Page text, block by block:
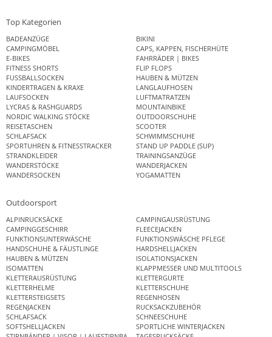
Top Kategorien
BADEANZÜGE
BIKINI
CAMPINGMÖBEL
CAPS, KAPPEN, FISCHERHÜTE
E-BIKES
FAHRRÄDER | BIKES
FITNESS SHORTS
FLIP FLOPS
FUSSBALLSOCKEN
HAUBEN & MÜTZEN
KINDERTRAGEN & KRAXE
LANGLAUFHOSEN
LAUFSOCKEN
LUFTMATRATZEN
LYCRAS & RASHGUARDS
MOUNTAINBIKE
NORDIC WALKING STÖCKE
OUTDOORSCHUHE
REISETASCHEN
SCOOTER
SCHLAFSACK
SCHWIMMSCHUHE
SPORTUHREN & FITNESSTRACKER
STAND UP PADDLE (SUP)
STRANDKLEIDER
TRAININGSANZÜGE
WANDERSTÖCKE
WANDERJACKEN
WANDERSOCKEN
YOGAMATTEN
Outdoorsport
ALPINRUCKSÄCKE
CAMPINGAUSRÜSTUNG
CAMPINGGESCHIRR
FLEECEJACKEN
FUNKTIONSUNTERWÄSCHE
FUNKTIONSWÄSCHE PFLEGE
HANDSCHUHE & FÄUSTLINGE
HARDSHELLJACKEN
HAUBEN & MÜTZEN
ISOLATIONSJACKEN
ISOMATTEN
KLAPPMESSER UND MULTITOOLS
KLETTERAUSRÜSTUNG
KLETTERGURTE
KLETTERHELME
KLETTERSCHUHE
KLETTERSTEIGSETS
REGENHOSEN
REGENJACKEN
RUCKSACKZUBEHÖR
SCHLAFSACK
SCHNEESCHUHE
SOFTSHELLJACKEN
SPORTLICHE WINTERJACKEN